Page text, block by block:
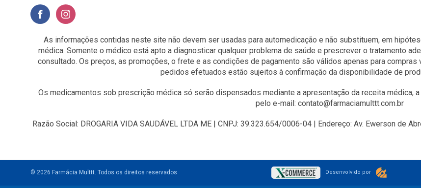
As informações contidas neste site não devem ser usadas para automedicação e não substituem, em
médica. Somente o médico está apto a diagnosticar qualquer problema de saúde e prescrever o tratamento
consultado. Os preços, as promoções, o frete e as condições de pagamento são válidos apenas para
pedidos efetuados estão sujeitos à confirmação da disponibilidade de
Os medicamentos sob prescrição médica só serão dispensados mediante a apresentação da receita médica,
pelo e-mail: contato@farmaciamulttt.com.br
Razão Social: DROGARIA VIDA SAUDÁVEL LTDA ME | CNPJ: 39.323.654/0006-04 | Endereço: Av. Ewerson de
© 2026 Farmácia Multtt. Todos os direitos reservados Desenvolvido por